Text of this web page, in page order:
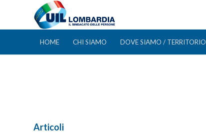
HOME CHI SIAMO DOVE SIAMO / TERRITORIO
Articoli